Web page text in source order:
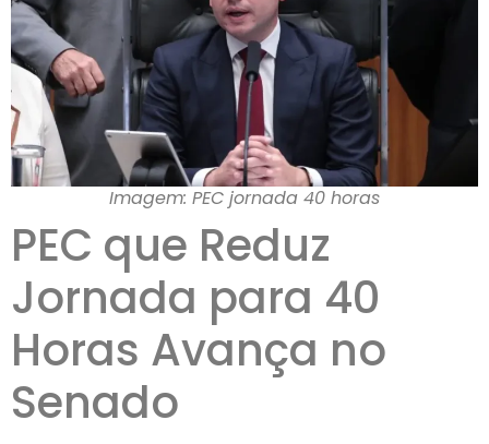
Imagem: PEC jornada 40 horas
PEC que Reduz
Jornada para 40
Horas Avança no
Senado